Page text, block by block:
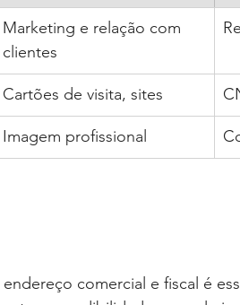
Marketing e relação com
clientes
Cartões de visita, sites
Imagem profissional
comercial e fiscal é